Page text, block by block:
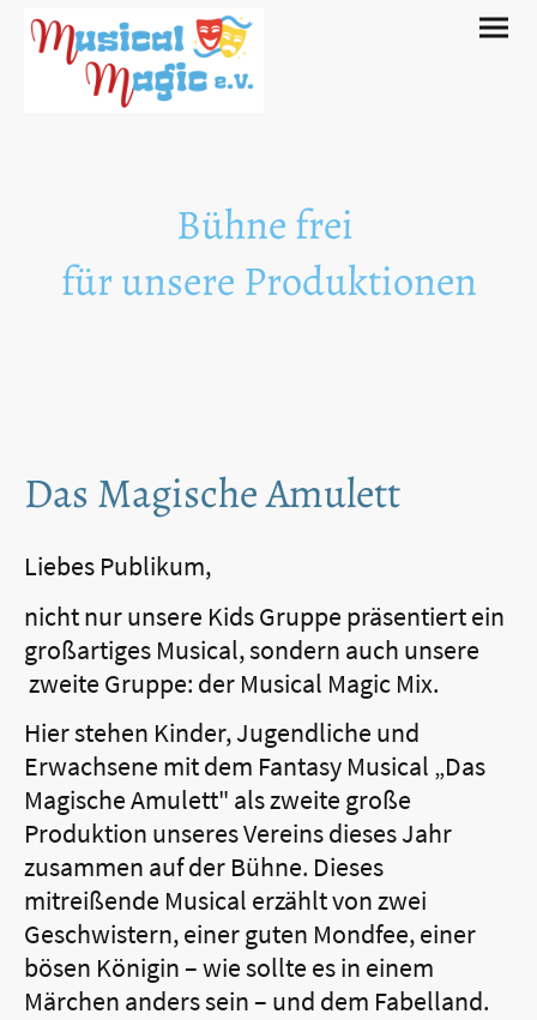
Bühne frei
für unsere Produktionen
Das Magische Amulett
Liebes Publikum,
nicht nur unsere Kids Gruppe präsentiert ein
großartiges Musical, sondern auch unsere
zweite Gruppe: der Musical Magic Mix.
Hier stehen Kinder, Jugendliche und
Erwachsene mit dem Fantasy Musical „Das
Magische Amulett" als zweite große
Produktion unseres Vereins dieses Jahr
zusammen auf der Bühne. Dieses
mitreißende Musical erzählt von zwei
Geschwistern, einer guten Mondfee, einer
bösen Königin – wie sollte es in einem
Märchen anders sein – und dem Fabelland.